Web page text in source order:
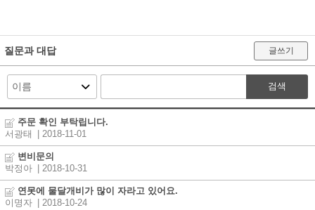
질문과 대답 글쓰기
검색
주문 확인 부탁립니다.
서광태
| 2018-11-01
변비문의
박정아
| 2018-10-31
연못에 물달개비가 많이 자라고 있어요.
이명자
| 2018-10-24